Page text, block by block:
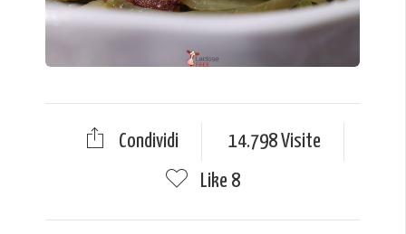
Condividi
14.798 Visite
Like 8